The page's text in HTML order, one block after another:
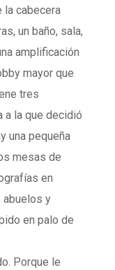
la cabecera
un baño, sala,
amplificación
mayor que
tres
a la que decidió
una pequeña
mesas de
en
abuelos y
en palo de
Porque le